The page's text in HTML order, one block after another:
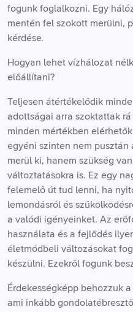
fogunk foglalkozni. Egy
mentén fel szokott merülni,
kérdése.
Hogyan lehet vízhálozat
előállítani?
Teljesen átértékelődik
adottságai arra szoktattak
minden mértékben
egyéni szinten nem
merül ki, hanem szükség
változtatásokra is. Ez egy
felemelő út tud lenni, ha
lemondásról és
a valódi igényeinket. Az
használata és a fejlődés
életmódbeli változásokat
készülni. Ezekről fogunk
Érdekességképp behozzuk
ami inkább